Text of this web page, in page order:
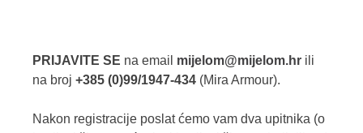
PRIJAVITE SE na email mijelom@mijelom.hr ili
na broj +385 (0)99/1947-434 (Mira Armour).
Nakon registracije poslat ćemo vam dva upitnika (o